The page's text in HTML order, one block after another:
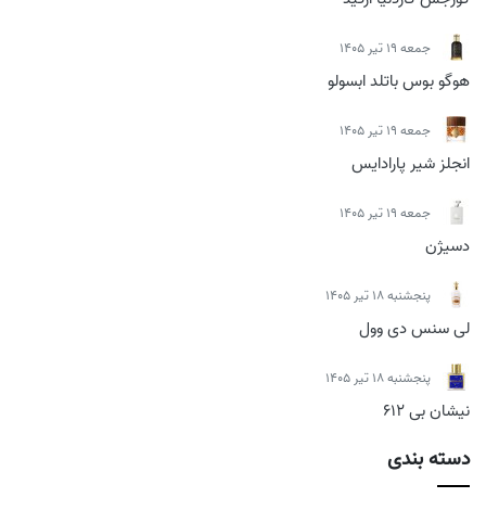
جمعه 19 تیر 1405
هوگو بوس باتلد ابسولو
جمعه 19 تیر 1405
انجلز شیر پارادایس
جمعه 19 تیر 1405
دسیژن
پنجشنبه 18 تیر 1405
لی سنس دی وول
پنجشنبه 18 تیر 1405
نیشان بی 612
دسته بندی